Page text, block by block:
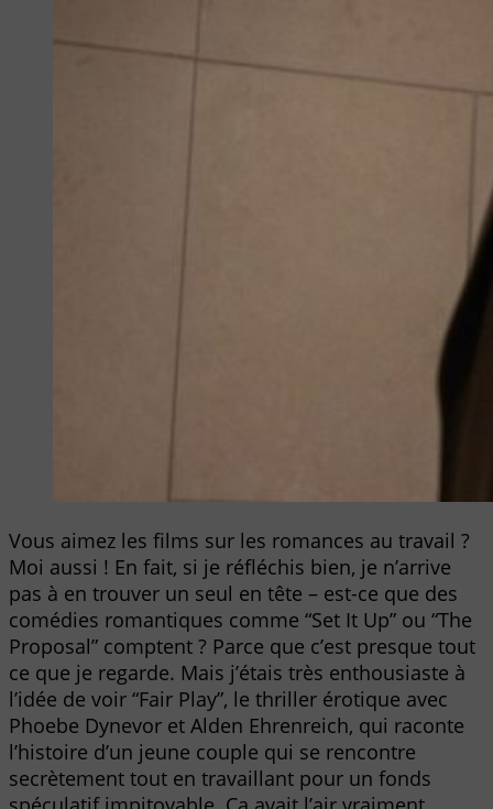
Vous aimez les films sur les romances au travail ?
Moi aussi ! En fait, si je réfléchis bien, je n’arrive
pas à en trouver un seul en tête – est-ce que des
comédies romantiques comme “Set It Up” ou “The
Proposal” comptent ? Parce que c’est presque tout
ce que je regarde. Mais j’étais très enthousiaste à
l’idée de voir “Fair Play”, le thriller érotique avec
Phoebe Dynevor et Alden Ehrenreich, qui raconte
l’histoire d’un jeune couple qui se rencontre
secrètement tout en travaillant pour un fonds